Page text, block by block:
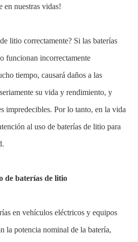
en nuestras vidas!
litio correctamente? Si las baterías
funcionan incorrectamente
tiempo, causará daños a las
su vida y rendimiento, y
impredecibles. Por lo tanto, en la vida
al uso de baterías de litio para
de baterías de litio
en vehículos eléctricos y equipos
la potencia nominal de la batería,